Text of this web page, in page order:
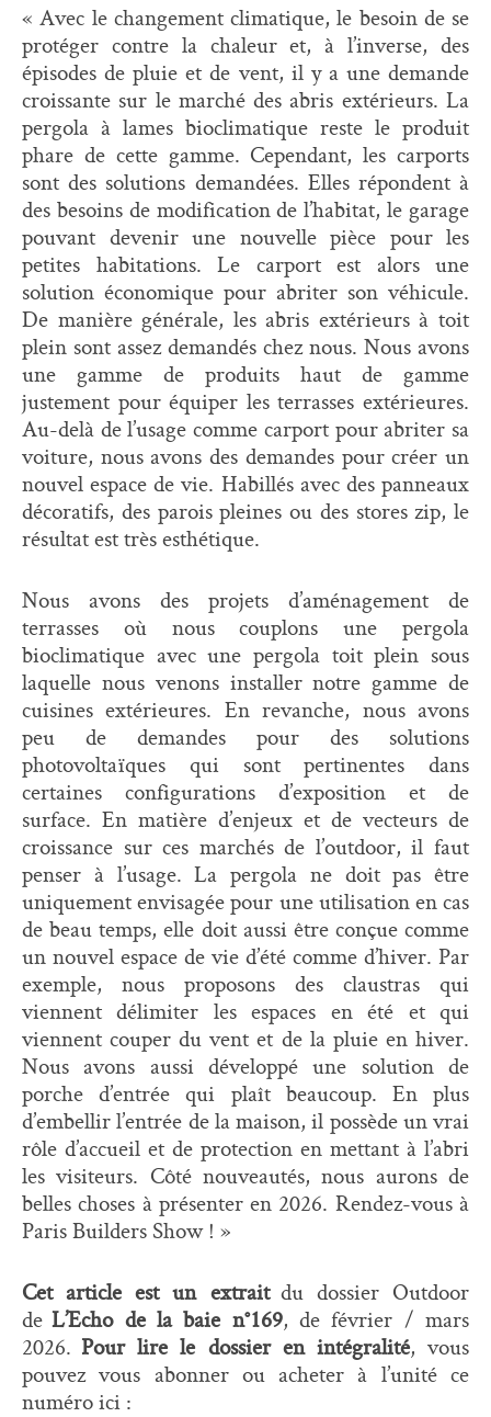
« Avec le changement climatique, le besoin de se
protéger contre la chaleur et, à l’inverse, des
épisodes de pluie et de vent, il y a une demande
croissante sur le marché des abris extérieurs. La
pergola à lames bioclimatique reste le produit
phare de cette gamme. Cependant, les carports
sont des solutions demandées. Elles répondent à
des besoins de modification de l’habitat, le garage
pouvant devenir une nouvelle pièce pour les
petites habitations. Le carport est alors une
solution économique pour abriter son véhicule.
De manière générale, les abris extérieurs à toit
plein sont assez demandés chez nous. Nous avons
une gamme de produits haut de gamme
justement pour équiper les terrasses extérieures.
Au-delà de l’usage comme carport pour abriter sa
voiture, nous avons des demandes pour créer un
nouvel espace de vie. Habillés avec des panneaux
décoratifs, des parois pleines ou des stores zip, le
résultat est très esthétique.
Nous avons des projets d’aménagement de
terrasses où nous couplons une pergola
bioclimatique avec une pergola toit plein sous
laquelle nous venons installer notre gamme de
cuisines extérieures. En revanche, nous avons
peu de demandes pour des solutions
photovoltaïques qui sont pertinentes dans
certaines configurations d’exposition et de
surface. En matière d’enjeux et de vecteurs de
croissance sur ces marchés de l’outdoor, il faut
penser à l’usage. La pergola ne doit pas être
uniquement envisagée pour une utilisation en cas
de beau temps, elle doit aussi être conçue comme
un nouvel espace de vie d’été comme d’hiver. Par
exemple, nous proposons des claustras qui
viennent délimiter les espaces en été et qui
viennent couper du vent et de la pluie en hiver.
Nous avons aussi développé une solution de
porche d’entrée qui plaît beaucoup. En plus
d’embellir l’entrée de la maison, il possède un vrai
rôle d’accueil et de protection en mettant à l’abri
les visiteurs. Côté nouveautés, nous aurons de
belles choses à présenter en 2026. Rendez-vous à
Paris Builders Show ! »
Cet article est un extraitdu dossier Outdoor
deL’Echo de la baie n°169, de février / mars
2026. Pour lire le dossier en intégralité, vous
pouvez vous abonner ou acheter à l’unité ce
numéro ici :